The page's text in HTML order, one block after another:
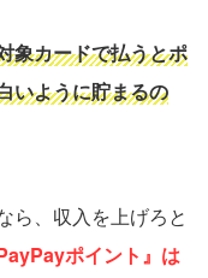
象カードで払うとポ
いように貯まるの
ら、収入を上げろと
ポイント』は